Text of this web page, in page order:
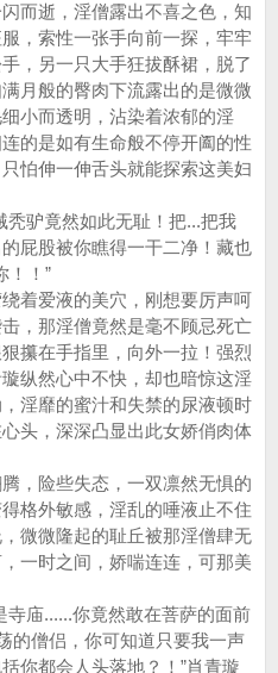
逝，淫僧露出不喜之色，知
，索性一张手向前一探，牢牢
，另一只大手狂拔酥裙，脱了
月般的臀肉下流露出的是微微
小而透明，沾染着浓郁的淫
的是如有生命般不停开阖的性
怕伸一伸舌头就能探索这美妇
驴竟然如此无耻！把...把我
屁股被你瞧得一干二净！藏也
！！”
爱液的美穴，刚想要厉声呵
，那淫僧竟然是毫不顾忌死亡
攥在手指里，向外一拉！强烈
纵然心中不快，却也暗惊这淫
淫靡的蜜汁和失禁的尿液顿时
头，深深凸显出此女娇俏肉体
险些失态，一双凛然无惧的
格外敏感，淫乱的唾液止不住
微微隆起的耻丘被那淫僧肆无
一时之间，娇喘连连，可那美
庙......你竟然敢在菩萨的面前
的僧侣，你可知道只要我一声
你都会人头落地？！”肖青璇